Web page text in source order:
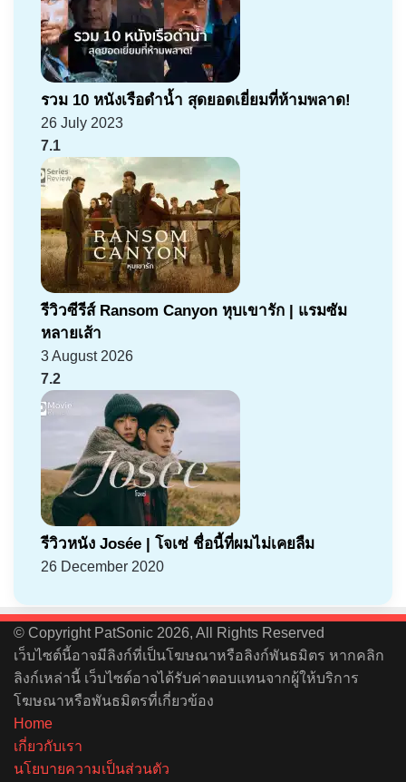
รวม 10 หนังเรือดำน้ำ สุดยอดเยี่ยมที่ห้ามพลาด!
26 July 2023
7.1
รีวิวซีรีส์ Ransom Canyon หุบเขารัก | แรมซัม
หลายเส้า
3 August 2026
7.2
รีวิวหนัง Josée | โจเซ่ ชื่อนี้ที่ผมไม่เคยลืม
26 December 2020
© Copyright PatSonic 2026, All Rights Reserved
เว็บไซต์นี้อาจมีลิงก์ที่เป็นโฆษณาหรือลิงก์พันธมิตร หากคลิก
ลิงก์เหล่านี้ เว็บไซต์อาจได้รับค่าตอบแทนจากผู้ให้บริการ
โฆษณาหรือพันธมิตรที่เกี่ยวข้อง
Home
เกี่ยวกับเรา
นโยบายความเป็นส่วนตัว